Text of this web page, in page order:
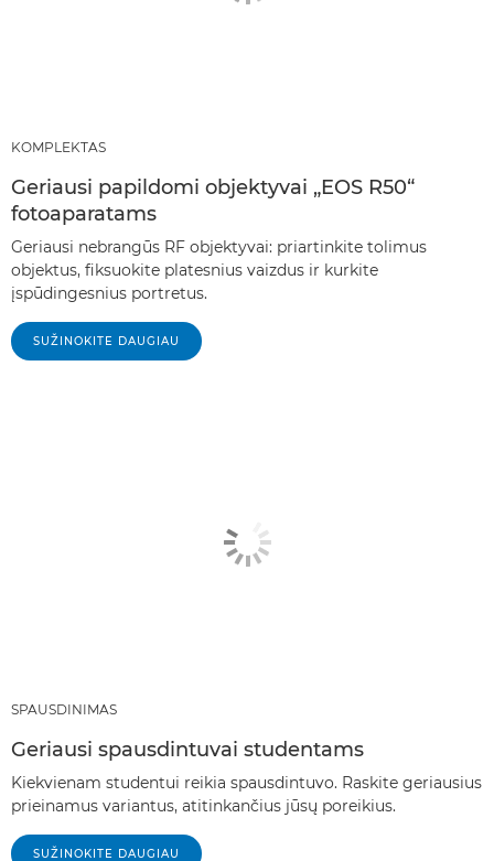
KOMPLEKTAS
Geriausi papildomi objektyvai „EOS R50“
fotoaparatams
Geriausi nebrangūs RF objektyvai: priartinkite tolimus
objektus, fiksuokite platesnius vaizdus ir kurkite
įspūdingesnius portretus.
SUŽINOKITE DAUGIAU
SPAUSDINIMAS
Geriausi spausdintuvai studentams
Kiekvienam studentui reikia spausdintuvo. Raskite geriausius
prieinamus variantus, atitinkančius jūsų poreikius.
SUŽINOKITE DAUGIAU